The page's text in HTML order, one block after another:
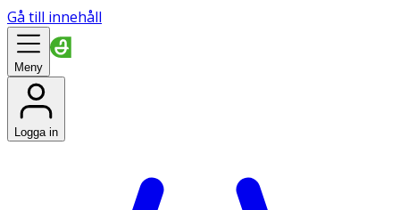
Gå till innehåll
Meny
Logga in